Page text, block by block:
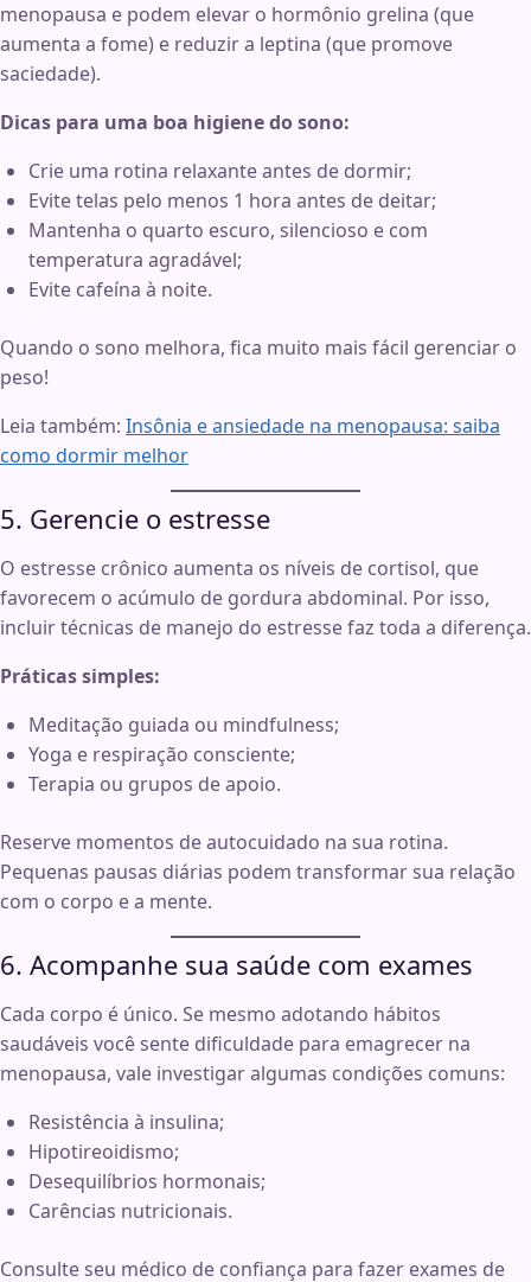
menopausa e podem elevar o hormônio grelina (que
aumenta a fome) e reduzir a leptina (que promove
saciedade).
Dicas para uma boa higiene do sono:
Crie uma rotina relaxante antes de dormir;
Evite telas pelo menos 1 hora antes de deitar;
Mantenha o quarto escuro, silencioso e com
temperatura agradável;
Evite cafeína à noite.
Quando o sono melhora, fica muito mais fácil gerenciar o
peso!
Leia também: Insônia e ansiedade na menopausa: saiba
como dormir melhor
5. Gerencie o estresse
O estresse crônico aumenta os níveis de cortisol, que
favorecem o acúmulo de gordura abdominal. Por isso,
incluir técnicas de manejo do estresse faz toda a diferença.
Práticas simples:
Meditação guiada ou mindfulness;
Yoga e respiração consciente;
Terapia ou grupos de apoio.
Reserve momentos de autocuidado na sua rotina.
Pequenas pausas diárias podem transformar sua relação
com o corpo e a mente.
6. Acompanhe sua saúde com exames
Cada corpo é único. Se mesmo adotando hábitos
saudáveis você sente dificuldade para emagrecer na
menopausa, vale investigar algumas condições comuns:
Resistência à insulina;
Hipotireoidismo;
Desequilíbrios hormonais;
Carências nutricionais.
Consulte seu médico de confiança para fazer exames de